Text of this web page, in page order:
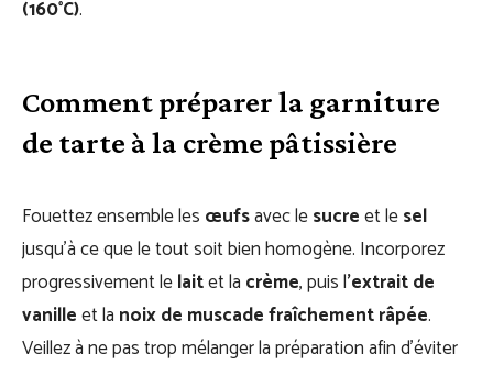
(160°C).
Comment préparer la garniture
de tarte à la crème pâtissière
Fouettez ensemble les œufsavec lesucreet lesel
jusqu’à ce que le tout soit bien homogène. Incorporez
progressivement lelaitet la crème, puis l’extrait de
vanilleet la noix de muscade fraîchement râpée.
Veillez à ne pas trop mélanger la préparation afin d’éviter